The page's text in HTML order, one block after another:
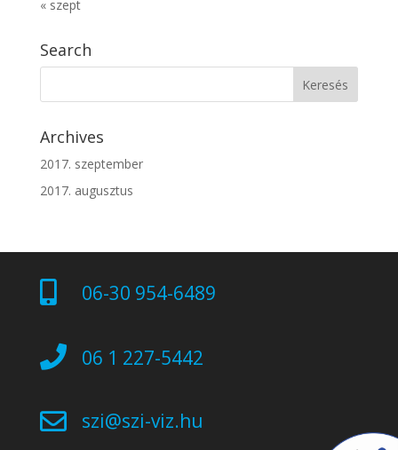
« szept
Search
Archives
2017. szeptember
2017. augusztus
 06-30 954-6489
 06 1 227-5442
 szi@szi-viz.hu